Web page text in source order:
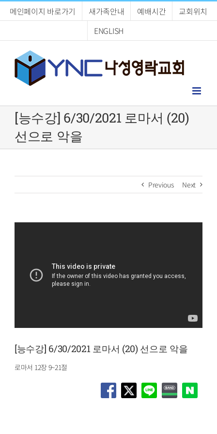
메인페이지 바로가기 새가족안내 예배시간
교회위치
ENGLISH
[능수강] 6/30/2021 로마서 (20)
선으로 악을
Previous Next
[능수강] 6/30/2021 로마서 (20) 선으로 악을
로마서 12장 9~21절